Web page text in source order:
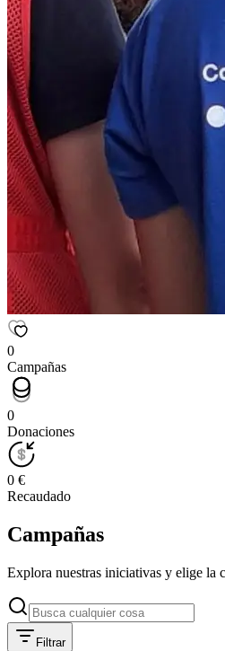
0
Campañas
0
Donaciones
0 €
Recaudado
Campañas
Explora nuestras iniciativas y elige la
Filtrar